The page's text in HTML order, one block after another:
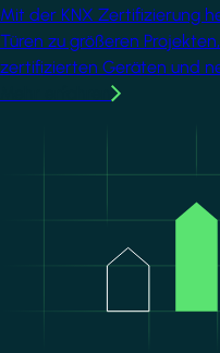
Mit der KNX Zertifizierung
Türen zu größeren
zertifizierten Geräten und